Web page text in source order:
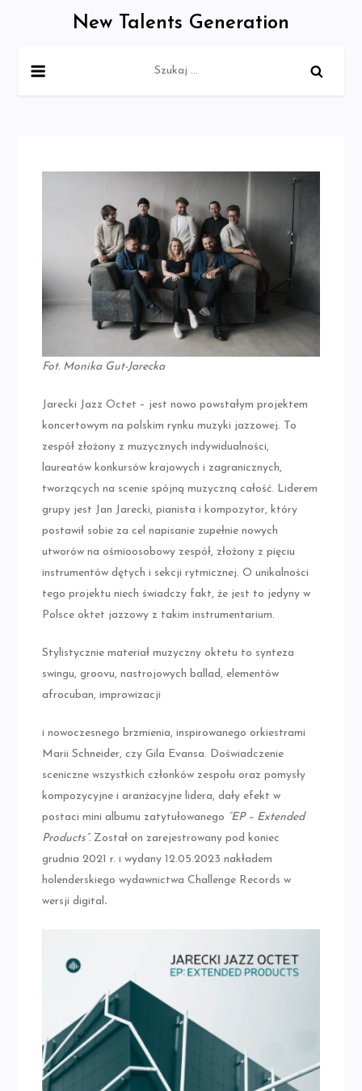
New Talents Generation
Fot. Monika Gut-Jarecka
Jarecki Jazz Octet – jest nowo powstałym projektem
koncertowym na polskim rynku muzyki jazzowej. To
zespół złożony z muzycznych indywidualności,
laureatów konkursów krajowych i zagranicznych,
tworzących na scenie spójną muzyczną całość. Liderem
grupy jest Jan Jarecki, pianista i kompozytor, który
postawił sobie za cel napisanie zupełnie nowych
utworów na ośmioosobowy zespół, złożony z pięciu
instrumentów dętych i sekcji rytmicznej. O unikalności
tego projektu niech świadczy fakt, że jest to jedyny w
Polsce oktet jazzowy z takim instrumentarium.
Stylistycznie materiał muzyczny oktetu to synteza
swingu, groovu, nastrojowych ballad, elementów
afrocuban, improwizacji
i nowoczesnego brzmienia, inspirowanego orkiestrami
Marii Schneider, czy Gila Evansa. Doświadczenie
sceniczne wszystkich członków zespołu oraz pomysły
kompozycyjne i aranżacyjne lidera, dały efekt w
postaci mini albumu zatytułowanego “EP – Extended
Products”.Został on zarejestrowany pod koniec
grudnia 2021 r. i wydany 12.05.2023 nakładem
holenderskiego wydawnictwa Challenge Records w
wersji digital .